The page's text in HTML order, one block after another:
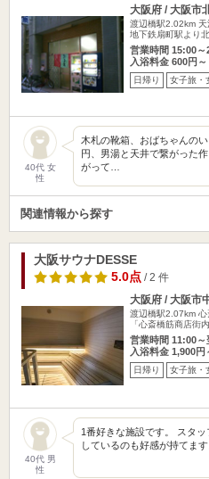
大阪府 / 大阪市
渡辺橋駅2.02km 天
地下鉄扇町駅より
営業時間 15:00～
入浴料金 600円～
日帰り 女子旅・
40代 女
性
木札の靴箱、おばちゃんの
円、男湯と天井で繋がった
がって…
関連情報から探す
大阪サウナDESSE
5.0点/ 2 件
大阪府 / 大阪市
渡辺橋駅2.07km 心
「心斎橋筋商店街
営業時間 11:00～
入浴料金 1,900円
日帰り 女子旅・
40代 男
性
1番好きな施設です。 スタ
しているのも好感が持てます